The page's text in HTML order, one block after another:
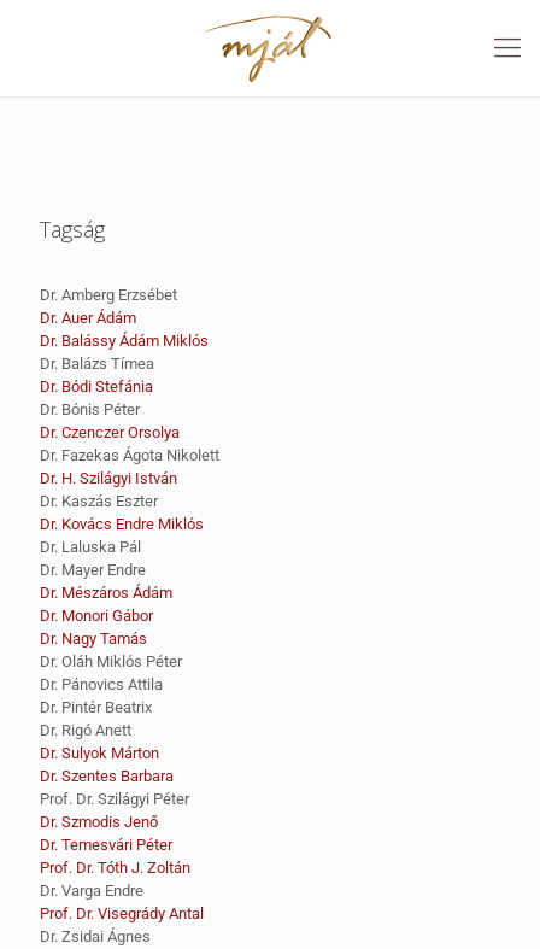
Tagság
Dr. Amberg Erzsébet
Dr. Auer Ádám
Dr. Balássy Ádám Miklós
Dr. Balázs Tímea
Dr. Bódi Stefánia
Dr. Bónis Péter
Dr. Czenczer Orsolya
Dr. Fazekas Ágota Nikolett
Dr. H. Szilágyi István
Dr. Kaszás Eszter
Dr. Kovács Endre Miklós
Dr. Laluska Pál
Dr. Mayer Endre
Dr. Mészáros Ádám
Dr. Monori Gábor
Dr. Nagy Tamás
Dr. Oláh Miklós Péter
Dr. Pánovics Attila
Dr. Pintér Beatrix
Dr. Rigó Anett
Dr. Sulyok Márton
Dr. Szentes Barbara
Prof. Dr. Szilágyi Péter
Dr. Szmodis Jenő
Dr. Temesvári Péter
Prof. Dr. Tóth J. Zoltán
Dr. Varga Endre
Prof. Dr. Visegrády Antal
Dr. Zsidai Ágnes